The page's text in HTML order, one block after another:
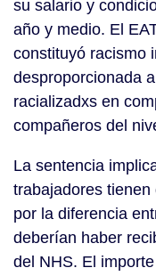
su salario y
año y medio. El
constituyó racismo
desproporcionada
racializadxs en
compañeros del
La sentencia
trabajadores
por la diferencia
deberían haber
del NHS. El